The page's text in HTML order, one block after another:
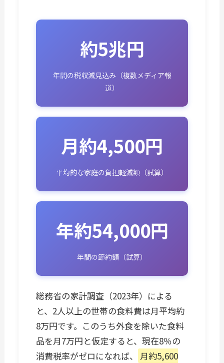
約5兆円
年間の税収減見込み（複数メディア報
道）
月約4,500円
平均的な家庭の負担軽減額（試算）
年約54,000円
年間の節約額（試算）
総務省の家計調査（2023年）による
と、2人以上の世帯の食料費は月平均約
8万円です。このうち外食を除いた食料
品を月7万円と仮定すると、現在8％の
消費税率がゼロになれば、
月約5,600